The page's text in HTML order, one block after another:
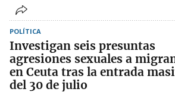
POLÍTICA
Investigan seis presuntas
agresiones sexuales a
en Ceuta tras la entrada
del 30 de julio